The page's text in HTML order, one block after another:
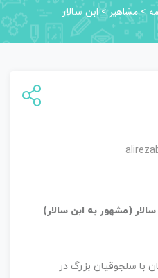
>مشاهیر>ابن سالار
(مشهور به ابن سالار)
با سلجوقیان بزرگ در